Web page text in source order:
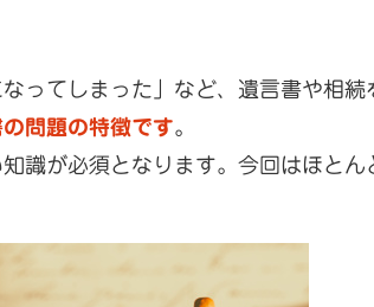
ってしまった」など、遺言書や相
問題の特徴です。
識が必須となります。今回はほとん